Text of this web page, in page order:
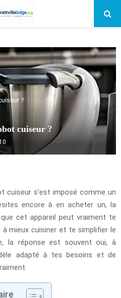
?
cuiseur ?
cuiseur s’est imposé comme un
encore à en acheter un, la
cet appareil peut vraiment te
à mieux cuisiner et te simplifier le
la réponse est souvent oui, à
adapté à tes besoins et de